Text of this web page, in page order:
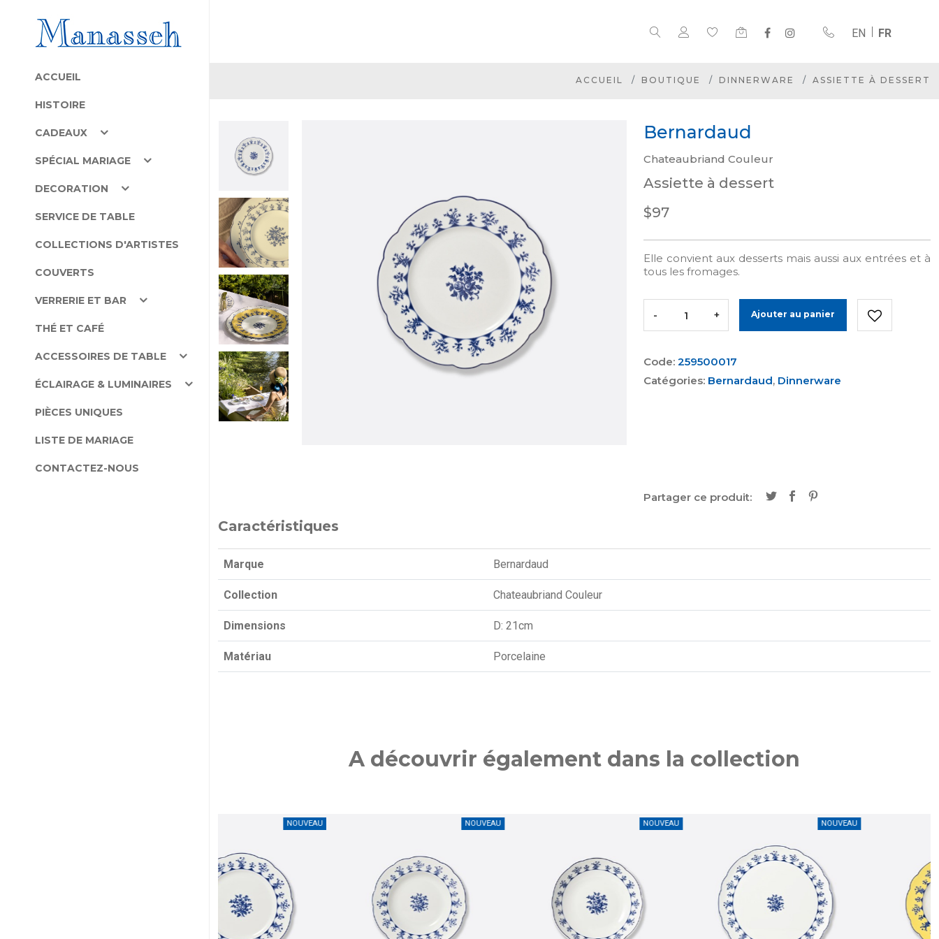
EN FR
ACCUEIL
HISTOIRE
CADEAUX
SPÉCIAL MARIAGE
DECORATION
SERVICE DE TABLE
COLLECTIONS D'ARTISTES
COUVERTS
VERRERIE ET BAR
THÉ ET CAFÉ
ACCESSOIRES DE TABLE
ÉCLAIRAGE & LUMINAIRES
PIÈCES UNIQUES
LISTE DE MARIAGE
CONTACTEZ-NOUS
ACCUEIL BOUTIQUE DINNERWARE ASSIETTE À DESSERT
Bernardaud
Chateaubriand Couleur
Assiette à dessert
$97
Elle convient aux desserts mais aussi aux entrées et à
tous les fromages.
- + Ajouter au panier
Code: 259500017
Catégories: Bernardaud, Dinnerware
Partager ce produit:
Caractéristiques
Marque Bernardaud
Collection Chateaubriand Couleur
Dimensions D: 21cm
Matériau Porcelaine
A découvrir également dans la collection